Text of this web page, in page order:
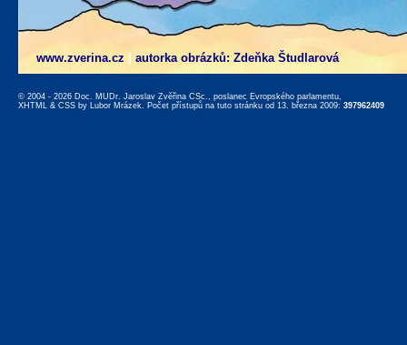
www.zverina.cz autorka obrázků: Zdeňka Študlarová
© 2004 - 2026 Doc. MUDr. Jaroslav Zvěřina CSc., poslanec Evropského parlamentu,
XHTML & CSS by Lubor Mrázek. Počet přístupů na tuto stránku od 13. března 2009: 397962409